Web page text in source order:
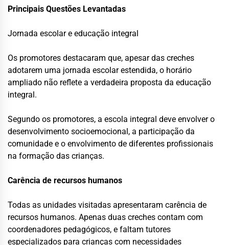
Principais Questões Levantadas
Jornada escolar e educação integral
Os promotores destacaram que, apesar das creches
adotarem uma jornada escolar estendida, o horário
ampliado não reflete a verdadeira proposta da educação
integral.
Segundo os promotores, a escola integral deve envolver o
desenvolvimento socioemocional, a participação da
comunidade e o envolvimento de diferentes profissionais
na formação das crianças.
Carência de recursos humanos
Todas as unidades visitadas apresentaram carência de
recursos humanos. Apenas duas creches contam com
coordenadores pedagógicos, e faltam tutores
especializados para crianças com necessidades